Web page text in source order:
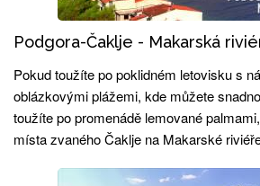
Podgora-Čaklje - Makarská
Pokud toužíte po poklidném letovisku s
oblázkovými plážemi, kde můžete
toužíte po promenádě lemované
místa zvaného Čaklje na Makarské